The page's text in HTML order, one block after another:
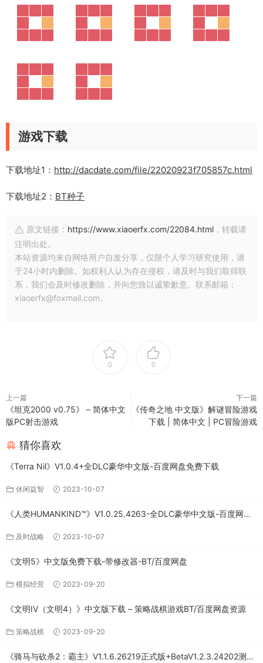
游戏下载
下载地址1： http://dacdate.com/file/22020923f705857c.html
下载地址2： BT种子
原文链接： https://www.xiaoerfx.com/22084.html ，转载请
注明出处。
本站资源均来自网络用户自发分享，仅限个人学习研究使用，请
于24小时内删除。如权利人认为存在侵权，请及时与我们取得联
系，我们会及时修改删除，并向您致以诚挚歉意。联系邮箱：
xiaoerfx@foxmail.com。
0 0
上一篇
《坦克2000 v0.75》 – 简体中文
版PC射击游戏
下一篇
《传奇之地 中文版》解谜冒险游戏
下载 | 简体中文 | PC冒险游戏
猜你喜欢
《Terra Nil》V1.0.4+全DLC豪华中文版-百度网盘免费下载
休闲益智 2023-10-07
《人类HUMANKIND™》V1.0.25.4263-全DLC豪华中文版-百度网盘
及时战略 2023-10-07
《文明5》中文版免费下载-带修改器-BT/百度网盘
模拟经营 2023-09-20
《文明IV（文明4）》中文版下载 – 策略战棋游戏BT/百度网盘资源
策略战棋 2023-09-20
《骑马与砍杀2：霸主》V1.1.6.26219正式版+BetaV1.2.3.24202测试